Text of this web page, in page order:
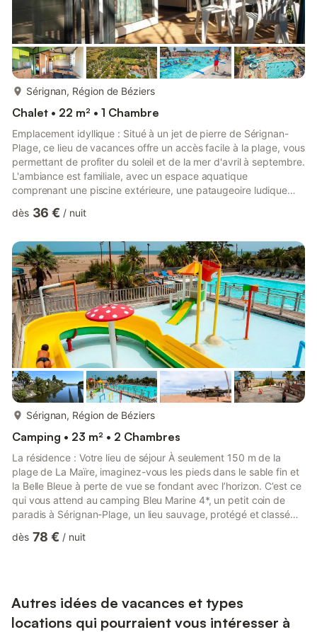
Sérignan, Région de Béziers
Chalet • 22 m² • 1 Chambre
Emplacement idyllique : Situé à un jet de pierre de Sérignan-
Plage, ce lieu de vacances offre un accès facile à la plage, vous
permettant de profiter du soleil et de la mer d'avril à septembre.
L'ambiance est familiale, avec un espace aquatique
comprenant une piscine extérieure, une pataugeoire ludique
sensations fortes. ` Services et installations : Vous apprécierez
snack et une laverie. Des animations conviviales sont proposées
tout au long de la saison et un mini-club ...
dès 36 € / nuit
Sérignan, Région de Béziers
Camping • 23 m² • 2 Chambres
La résidence : Votre lieu de séjour À seulement 150 m de la
plage de La Maïre, imaginez-vous les pieds dans le sable fin et
la Belle Bleue à perte de vue se fondant avec l’horizon. C’est ce
qui vous attend au camping Bleu Marine 4*, un petit coin de
paradis à Sérignan-Plage, un lieu sauvage, protégé et classé
fin s’offrent à vous entre mer et nature préservée. Et si la balade
dès 78 € / nuit
Autres idées de vacances et types
locations qui pourraient vous intéresser à